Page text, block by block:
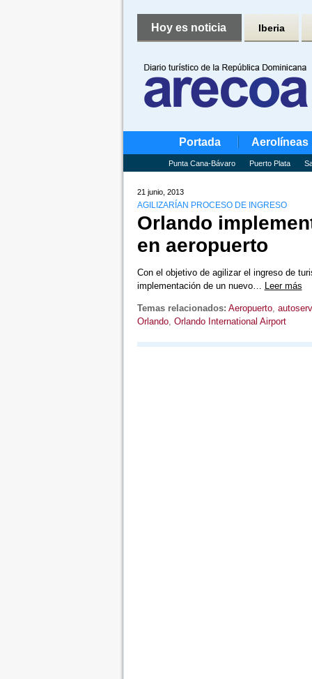
Hoy es noticia Iberia
Portada Aerolíneas
Punta Cana-Bávaro Puerto Plata
21 junio, 2013
AGILIZARÍAN PROCESO DE INGRESO
Orlando
en aeropuerto
Con el objetivo de agilizar el ingreso de
implementación de un nuevo… Leer más
Temas relacionados: Aeropuerto,
Orlando, Orlando International Airport